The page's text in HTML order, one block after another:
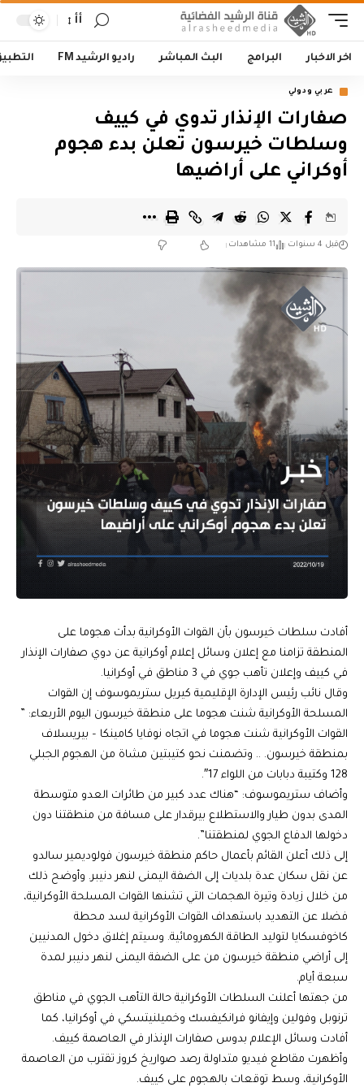
أأ
اخر الاخبار البرامج البث المباشر راديو الرشيد FM
عربي ودولي
صفارات الإنذار تدوي في كييف
وسلطات خيرسون تعلن بدء هجوم
أوكراني على أراضيها
قبل 4 سنوات 11 مشاهدات
أفادت سلطات خيرسون بأن القوات الأوكرانية بدأت هجوما على
المنطقة تزامنا مع إعلان وسائل إعلام أوكرانية عن دوي صفارات الإنذار
في كييف وإعلان تأهب جوي في 3 مناطق في أوكرانيا.
وقال نائب رئيس الإدارة الإقليمية كيريل ستريموسوف إن القوات
المسلحة الأوكرانية شنت هجوما على منطقة خيرسون اليوم الأربعاء: ”
القوات الأوكرانية شنت هجوما في اتجاه نوفايا كامينكا – بيريسلاف
بمنطقة خيرسون. .. وتضمنت نحو كتيبتين مشاة من الهجوم الجبلي
128 وكتيبة دبابات من اللواء 17″.
وأضاف ستريموسوف: “هناك عدد كبير من طائرات العدو متوسطة
المدى بدون طيار والاستطلاع بيرقدار على مسافة من منطقتنا دون
دخولها الدفاع الجوي لمنطقتنا”.
إلى ذلك أعلن القائم بأعمال حاكم منطقة خيرسون فولوديمير سالدو
عن نقل سكان عدة بلديات إلى الضفة اليمنى لنهر دنيبر. وأوضح ذلك
من خلال زيادة وتيرة الهجمات التي تشنها القوات المسلحة الأوكرانية،
فضلا عن التهديد باستهداف القوات الأوكرانية لسد محطة
كاخوفسكايا لتوليد الطاقة الكهرومائية. وسيتم إغلاق دخول المدنيين
إلى أراضي منطقة خيرسون من على الضفة اليمنى لنهر دنيبر لمدة
سبعة أيام.
من جهتها أعلنت السلطات الأوكرانية حالة التأهب الجوي في مناطق
ترنوبل وفولين وإيفانو فرانكيفسك وخميلنيتسكي في أوكرانيا، كما
أفادت وسائل الإعلام بدوس صفارات الإنذار في العاصمة كييف.
وأظهرت مقاطع فيديو متداولة رصد صواريخ كروز تقترب من العاصمة
الأوكرانية، وسط توقعات بالهجوم على كييف.